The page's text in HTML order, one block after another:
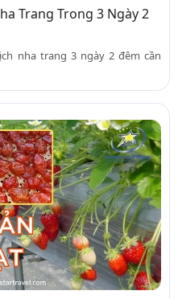
Trang Trong 3 Ngày 2
nha trang 3 ngày 2 đêm cần